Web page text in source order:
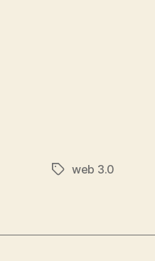
Étiquettes
web 3.0